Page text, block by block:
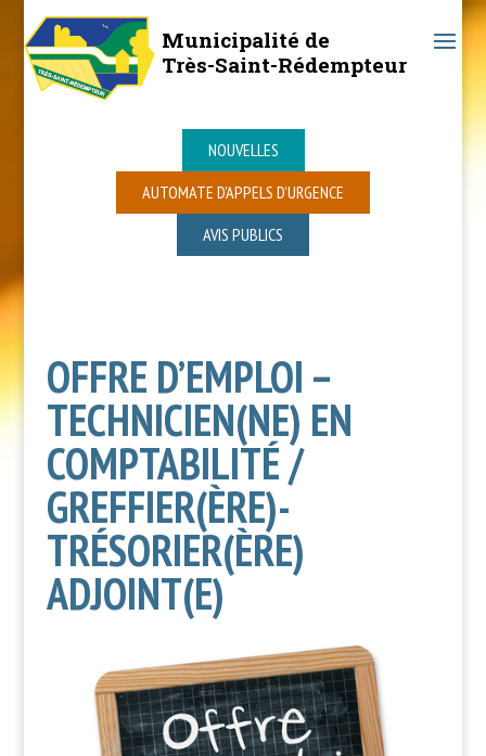
Municipalité de
Très-Saint-Rédempteur
NOUVELLES
AUTOMATE D’APPELS D’URGENCE
AVIS PUBLICS
OFFRE D’EMPLOI –
TECHNICIEN(NE) EN
COMPTABILITÉ /
GREFFIER(ÈRE)-
TRÉSORIER(ÈRE)
ADJOINT(E)